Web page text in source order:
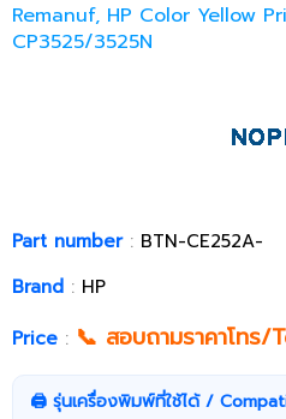
Remanuf, HP Color Yellow
CP3525/3525N
Part number: BTN-CE252A-
Brand : HP
Price : 📞 สอบถามราคาโทร/
🖨️ รุ่นเครื่องพิมพ์ที่ใช้ได้ /